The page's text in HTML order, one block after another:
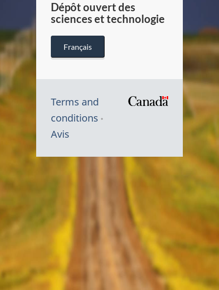
Dépôt ouvert des
sciences et technologie
Français
Terms and
conditions
Avis
Symbole
Canada